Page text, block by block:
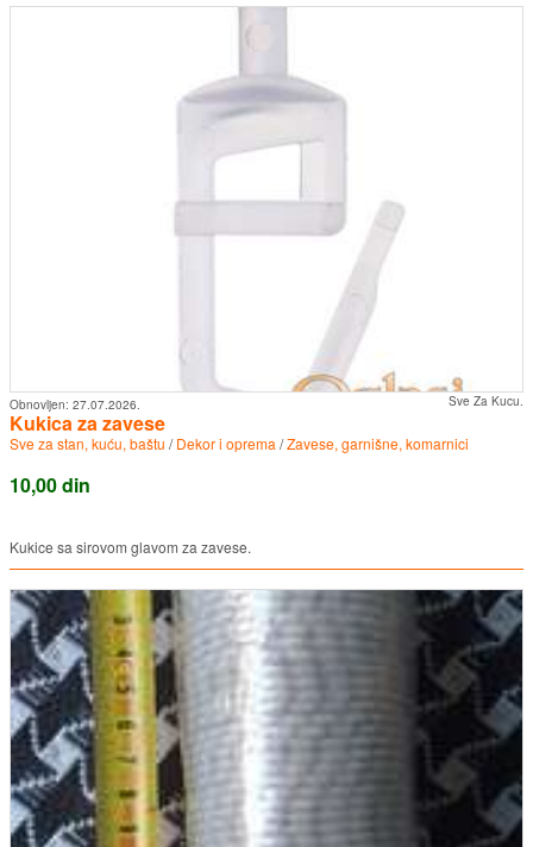
Sve Za Kucu.
Obnovljen: 27.07.2026.
Kukica za zavese
Sve za stan, kuću, baštu /Dekor i oprema /Zavese, garnišne, komarnici
10,00 din
Kukice sa sirovom glavom za zavese.